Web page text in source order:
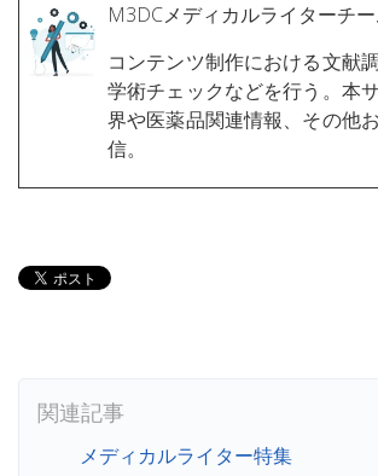
M3DCメディカルライターチ
コンテンツ制作における文献
学術チェックなどを行う。本
界や医薬品関連情報、その他
信。
メディカルライター特集